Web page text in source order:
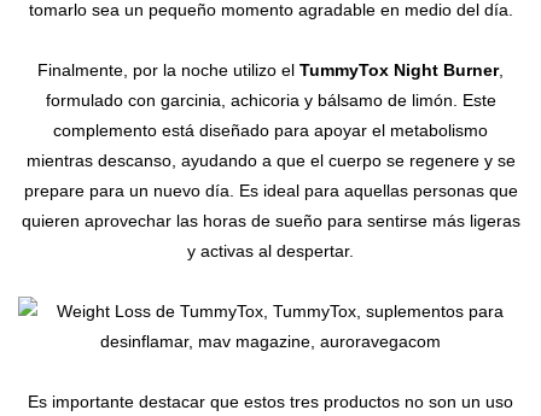
tomarlo sea un pequeño momento agradable en medio del día.
Finalmente, por la noche utilizo el TummyTox Night Burner,
formulado con garcinia, achicoria y bálsamo de limón. Este
complemento está diseñado para apoyar el metabolismo
mientras descanso, ayudando a que el cuerpo se regenere y se
prepare para un nuevo día. Es ideal para aquellas personas que
quieren aprovechar las horas de sueño para sentirse más ligeras
y activas al despertar.
Es importante destacar que estos tres productos no son un uso